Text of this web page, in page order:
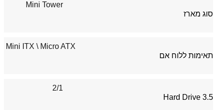
סוג מארז
Mini Tower
תאימות ללוח אם
Micro ATX
\ Mini ITX
Hard Drive 3.5
2/1